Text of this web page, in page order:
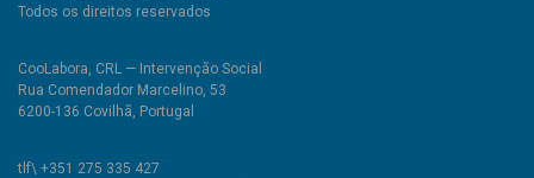
Todos os direitos reservados
CooLabora, CRL — Intervenção Social
Rua Comendador Marcelino, 53
6200-136 Covilhã, Portugal
tlf\ +351 275 335 427